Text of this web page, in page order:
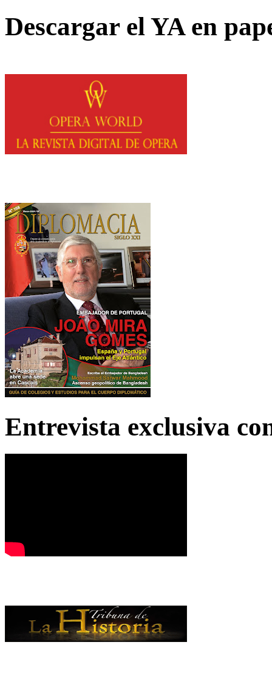
Descargar el YA en
Entrevista exclusiva